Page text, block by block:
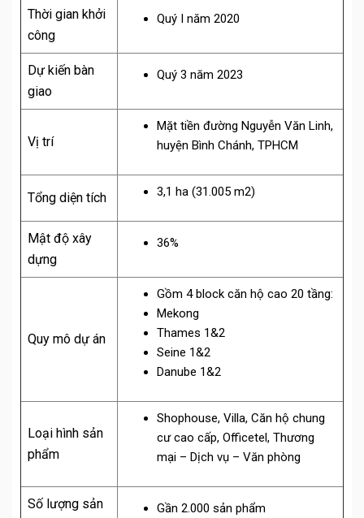
Thời gian khởi
công
Quý I năm 2020
Dự kiến bàn
giao
Quý 3 năm 2023
Vị trí
Mặt tiền đường Nguyễn Văn Linh,
huyện Bình Chánh, TPHCM
Tổng diện tích 3,1 ha (31.005 m2)
Mật độ xây
dựng
36%
Quy mô dự án
Gồm 4 block căn hộ cao 20 tầng:
Mekong
Thames 1&2
Seine 1&2
Danube 1&2
Loại hình sản
phẩm
Shophouse, Villa, Căn hộ chung
cư cao cấp, Officetel, Thương
mại – Dịch vụ – Văn phòng
Số lượng sản
Gần 2.000 sản phẩm